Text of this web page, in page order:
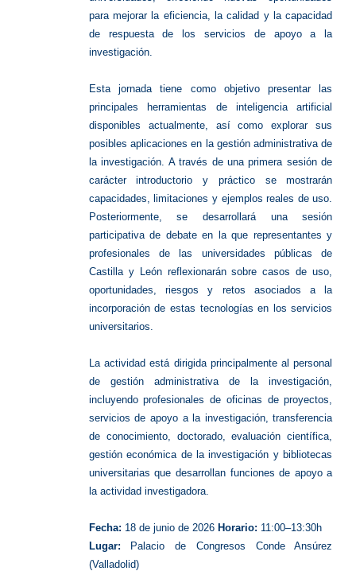
para mejorar la eficiencia, la calidad y la capacidad
de respuesta de los servicios de apoyo a la
investigación.
Esta jornada tiene como objetivo presentar las
principales herramientas de inteligencia artificial
disponibles actualmente, así como explorar sus
posibles aplicaciones en la gestión administrativa de
la investigación. A través de una primera sesión de
carácter introductorio y práctico se mostrarán
capacidades, limitaciones y ejemplos reales de uso.
Posteriormente, se desarrollará una sesión
participativa de debate en la que representantes y
profesionales de las universidades públicas de
Castilla y León reflexionarán sobre casos de uso,
oportunidades, riesgos y retos asociados a la
incorporación de estas tecnologías en los servicios
universitarios.
La actividad está dirigida principalmente al personal
de gestión administrativa de la investigación,
incluyendo profesionales de oficinas de proyectos,
servicios de apoyo a la investigación, transferencia
de conocimiento, doctorado, evaluación científica,
gestión económica de la investigación y bibliotecas
universitarias que desarrollan funciones de apoyo a
la actividad investigadora.
Fecha: 18 de junio de 2026 Horario: 11:00–13:30h
Lugar: Palacio de Congresos Conde Ansúrez
(Valladolid)